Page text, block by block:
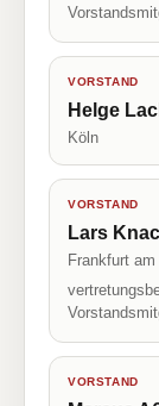
VORSTAND
Helge
Köln
VORSTAND
Lars
Frankfurt
VORSTAND